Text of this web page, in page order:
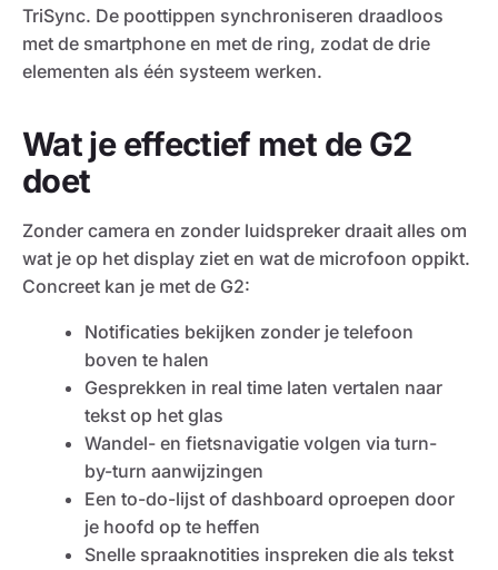
TriSync. De poottippen synchroniseren draadloos
met de smartphone en met de ring, zodat de drie
elementen als één systeem werken.
Wat je effectief met de G2
doet
Zonder camera en zonder luidspreker draait alles om
wat je op het display ziet en wat de microfoon oppikt.
Concreet kan je met de G2:
Notificaties bekijken zonder je telefoon
boven te halen
Gesprekken in real time laten vertalen naar
tekst op het glas
Wandel- en fietsnavigatie volgen via turn-
by-turn aanwijzingen
Een to-do-lijst of dashboard oproepen door
je hoofd op te heffen
Snelle spraaknotities inspreken die als tekst